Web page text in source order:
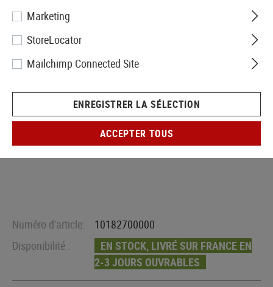
Numéro d'article:
10182700000
Disponibilité :
EN STOCK, LIVRÉ SUR FRANCE EN
2-3 JOURS OUVRABLES
Marketing
StoreLocator
Mailchimp Connected Site
ENREGISTRER LA SÉLECTION
ACCEPTER TOUS